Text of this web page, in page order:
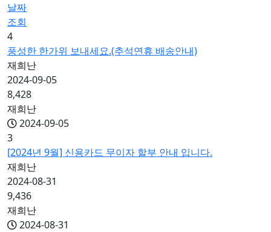
날짜
조회
4
풍성한 한가위 보내세요.(추석연휴 배송안내)
재희난
2024-09-05
8,428
재희난
2024-09-05
3
[2024년 9월] 신용카드 무이자 할부 안내 입니다.
재희난
2024-08-31
9,436
재희난
2024-08-31